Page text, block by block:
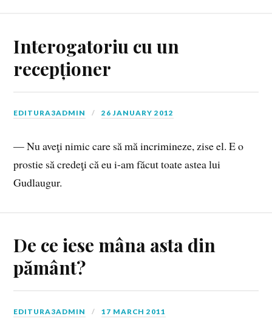
Interogatoriu cu un
recepționer
EDITURA3ADMIN 26 JANUARY 2012
— Nu aveţi nimic care să mă incrimineze, zise el. E o
prostie să credeţi că eu i-am făcut toate astea lui
Gudlaugur.
De ce iese mâna asta din
pământ?
EDITURA3ADMIN 17 MARCH 2011